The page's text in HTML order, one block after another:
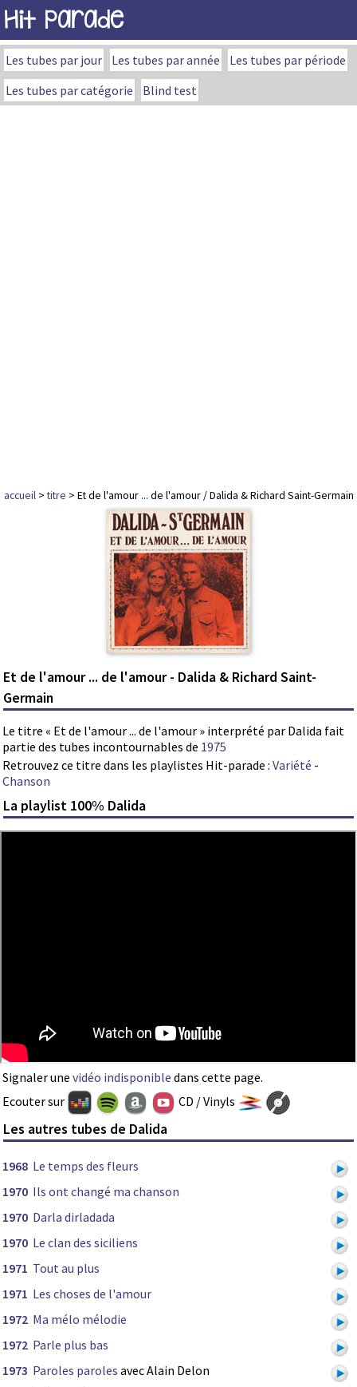
Hit Parade
Les tubes par jour Les tubes par année
Les tubes par période
Les tubes par catégorie
Blind test
accueil >titre > Et de l'amour ... de l'amour / Dalida & Richard Saint-Germain
Et de l'amour ... de l'amour - Dalida & Richard Saint-
Germain
Le titre « Et de l'amour ... de l'amour » interprété par Dalida fait
partie des tubes incontournables de 1975
Retrouvez ce titre dans les playlistes Hit-parade : Variété -
Chanson
La playlist 100% Dalida
Signaler une vidéo indisponible dans cette page.
Ecouter sur
CD / Vinyls
Les autres tubes de Dalida
1968 Le temps des fleurs
1970 Ils ont changé ma chanson
1970 Darla dirladada
1970 Le clan des siciliens
1971 Tout au plus
1971 Les choses de l'amour
1972 Ma mélo mélodie
1972 Parle plus bas
1973 Paroles paroles avec Alain Delon